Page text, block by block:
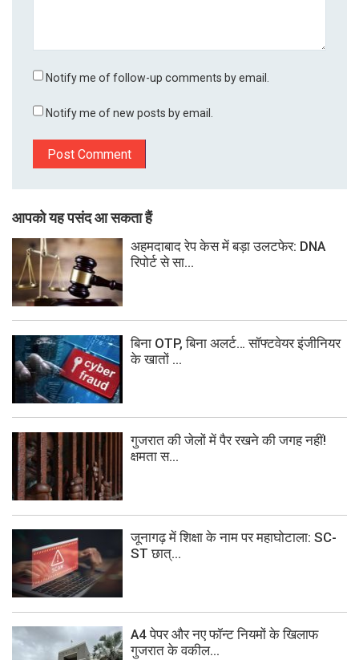
Notify me of follow-up comments by email.
Notify me of new posts by email.
आपको यह पसंद आ सकता हैं
अहमदाबाद रेप केस में बड़ा उलटफेर: DNA
रिपोर्ट से सा...
बिना OTP, बिना अलर्ट… सॉफ्टवेयर इंजीनियर
के खातों ...
गुजरात की जेलों में पैर रखने की जगह नहीं!
क्षमता स...
जूनागढ़ में शिक्षा के नाम पर महाघोटाला: SC-
ST छात्...
A4 पेपर और नए फॉन्ट नियमों के खिलाफ
गुजरात के वकील...